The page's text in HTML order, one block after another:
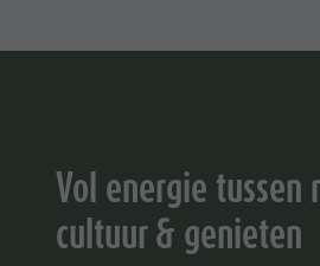
Vol energie tussen
cultuur & genieten